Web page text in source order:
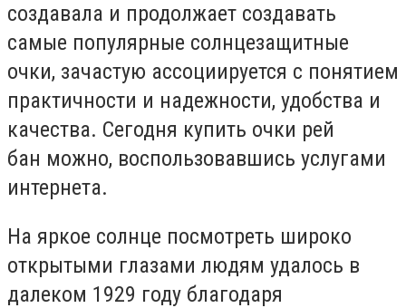
создавала и продолжает создавать
самые популярные солнцезащитные
очки, зачастую ассоциируется с понятием
практичности и надежности, удобства и
качества. Сегодня купить очки рей
бан можно, воспользовавшись услугами
интернета.
На яркое солнце посмотреть широко
открытыми глазами людям удалось в
далеком 1929 году благодаря